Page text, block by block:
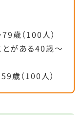
歳（100人）
がある40歳～
歳（100人）